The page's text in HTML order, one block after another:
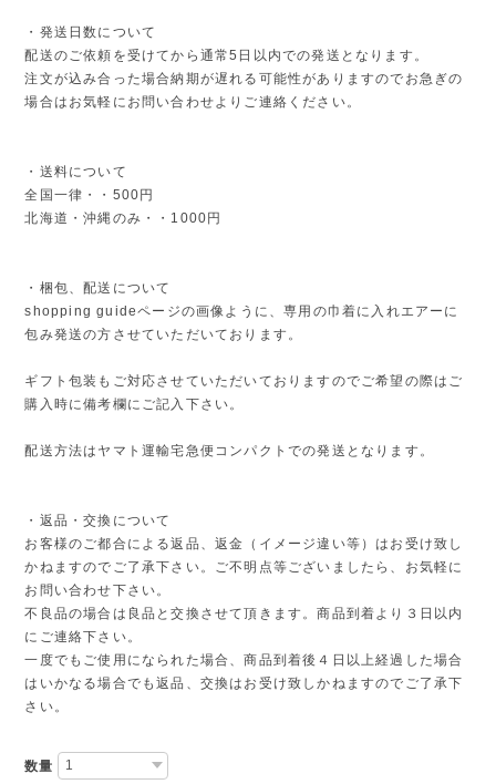
・発送日数について
配送のご依頼を受けてから通常5日以内での発送となります。
注文が込み合った場合納期が遅れる可能性がありますのでお急ぎの
場合はお気軽にお問い合わせよりご連絡ください。
・送料について
全国一律・・500円
北海道・沖縄のみ・・1000円
・梱包、配送について
shopping guideページの画像ように、専用の巾着に入れエアーに
包み発送の方させていただいております。
ギフト包装もご対応させていただいておりますのでご希望の際はご
購入時に備考欄にご記入下さい。
配送方法はヤマト運輸宅急便コンパクトでの発送となります。
・返品・交換について
お客様のご都合による返品、返金（イメージ違い等）はお受け致し
かねますのでご了承下さい。ご不明点等ございましたら、お気軽に
お問い合わせ下さい。
不良品の場合は良品と交換させて頂きます。商品到着より３日以内
にご連絡下さい。
一度でもご使用になられた場合、商品到着後４日以上経過した場合
はいかなる場合でも返品、交換はお受け致しかねますのでご了承下
さい。
数量